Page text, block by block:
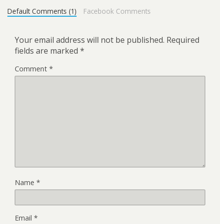
Default Comments (1) Facebook Comments
Your email address will not be published. Required
fields are marked *
Comment *
Name *
Email *